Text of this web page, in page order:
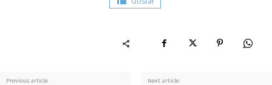
Previous article Next article